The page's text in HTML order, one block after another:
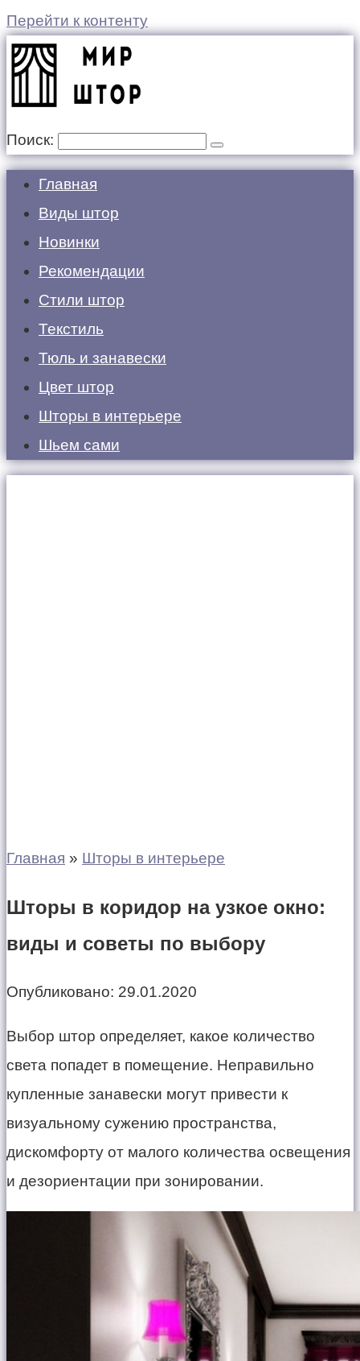
Перейти к контенту
Поиск:
Главная
Виды штор
Новинки
Рекомендации
Стили штор
Текстиль
Тюль и занавески
Цвет штор
Шторы в интерьере
Шьем сами
Главная » Шторы в интерьере
Шторы в коридор на узкое окно:
виды и советы по выбору
Опубликовано: 29.01.2020
Выбор штор определяет, какое количество
света попадет в помещение. Неправильно
купленные занавески могут привести к
визуальному сужению пространства,
дискомфорту от малого количества освещения
и дезориентации при зонировании.